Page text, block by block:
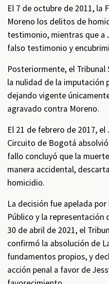
El 7 de octubre de 2011, la
Moreno los delitos de
testimonio, mientras que a
falso testimonio y
Posteriormente, el
la nulidad de la
dejando vigente
agravado contra Moreno.
El 21 de febrero de 2017,
Circuito de Bogotá
fallo concluyó que la
manera accidental,
homicidio.
La decisión fue apelada
Público y la
30 de abril de 2021, el
confirmó la absolución de
fundamentos propios, y
acción penal a favor de